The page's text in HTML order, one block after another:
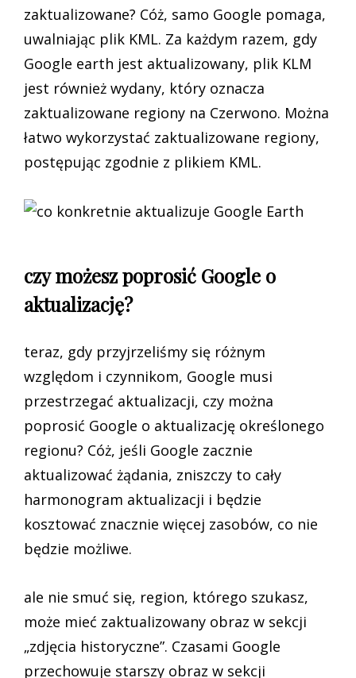
zaktualizowane? Cóż, samo Google pomaga,
uwalniając plik KML. Za każdym razem, gdy
Google earth jest aktualizowany, plik KLM
jest również wydany, który oznacza
zaktualizowane regiony na Czerwono. Można
łatwo wykorzystać zaktualizowane regiony,
postępując zgodnie z plikiem KML.
czy możesz poprosić Google o
aktualizację?
teraz, gdy przyjrzeliśmy się różnym
względom i czynnikom, Google musi
przestrzegać aktualizacji, czy można
poprosić Google o aktualizację określonego
regionu? Cóż, jeśli Google zacznie
aktualizować żądania, zniszczy to cały
harmonogram aktualizacji i będzie
kosztować znacznie więcej zasobów, co nie
będzie możliwe.
ale nie smuć się, region, którego szukasz,
może mieć zaktualizowany obraz w sekcji
„zdjęcia historyczne”. Czasami Google
przechowuje starszy obraz w sekcji